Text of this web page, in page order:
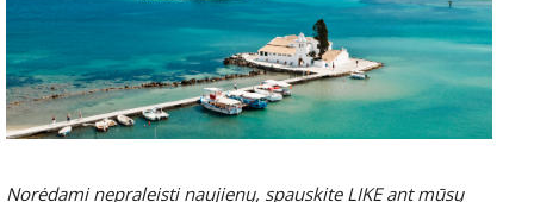
Norėdami nepraleisti naujienų, spauskite LIKE ant mūsų